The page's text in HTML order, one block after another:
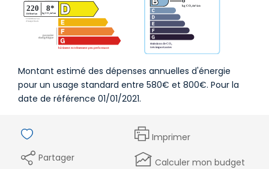
Montant estimé des dépenses annuelles d'énergie
pour un usage standard entre 580€ et 800€. Pour la
date de référence 01/01/2021.
Imprimer
Partager
Calculer mon budget